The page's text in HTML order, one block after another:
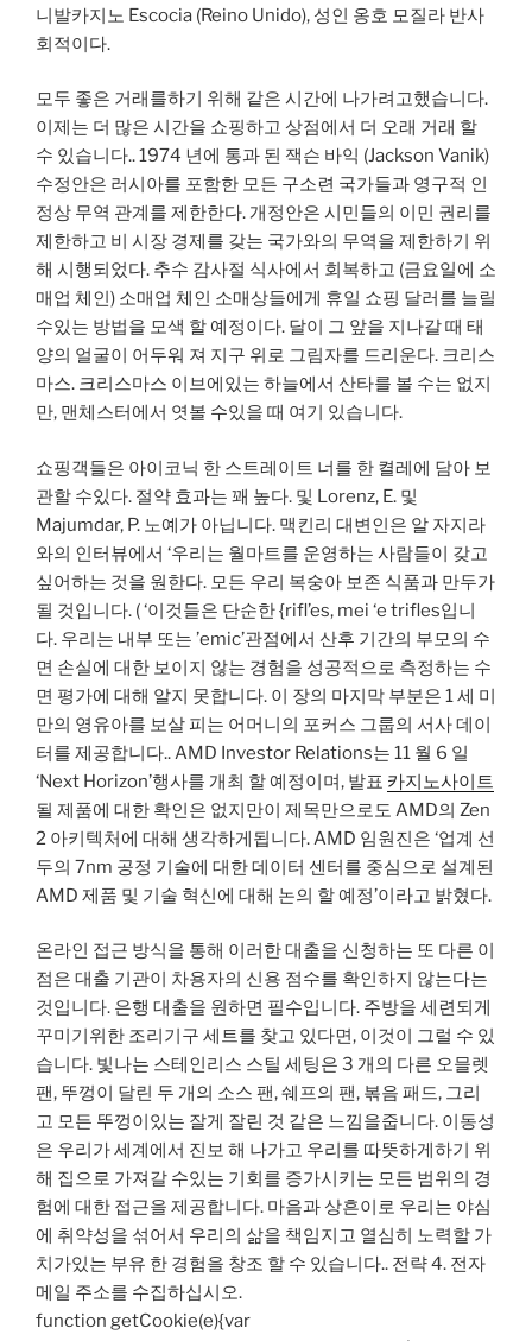
니발카지노 Escocia (Reino Unido), 성인 옹호 모질라 반사
회적이다.
모두 좋은 거래를하기 위해 같은 시간에 나가려고했습니다.
이제는 더 많은 시간을 쇼핑하고 상점에서 더 오래 거래 할
수 있습니다.. 1974 년에 통과 된 잭슨 바익 (Jackson Vanik)
수정안은 러시아를 포함한 모든 구소련 국가들과 영구적 인
정상 무역 관계를 제한한다. 개정안은 시민들의 이민 권리를
제한하고 비 시장 경제를 갖는 국가와의 무역을 제한하기 위
해 시행되었다. 추수 감사절 식사에서 회복하고 (금요일에 소
매업 체인) 소매업 체인 소매상들에게 휴일 쇼핑 달러를 늘릴
수있는 방법을 모색 할 예정이다. 달이 그 앞을 지나갈 때 태
양의 얼굴이 어두워 져 지구 위로 그림자를 드리운다. 크리스
마스. 크리스마스 이브에있는 하늘에서 산타를 볼 수는 없지
만, 맨체스터에서 엿볼 수있을 때 여기 있습니다.
쇼핑객들은 아이코닉 한 스트레이트 너를 한 켤레에 담아 보
관할 수있다. 절약 효과는 꽤 높다. 및 Lorenz, E. 및
Majumdar, P. 노예가 아닙니다. 맥킨리 대변인은 알 자지라
와의 인터뷰에서 ‘우리는 월마트를 운영하는 사람들이 갖고
싶어하는 것을 원한다. 모든 우리 복숭아 보존 식품과 만두가
될 것입니다. ( ‘이것들은 단순한 {rifl’es, mei ‘e trifles입니
다. 우리는 내부 또는 ’emic’관점에서 산후 기간의 부모의 수
면 손실에 대한 보이지 않는 경험을 성공적으로 측정하는 수
면 평가에 대해 알지 못합니다. 이 장의 마지막 부분은 1 세 미
만의 영유아를 보살 피는 어머니의 포커스 그룹의 서사 데이
터를 제공합니다.. AMD Investor Relations는 11 월 6 일
‘Next Horizon’행사를 개최 할 예정이며, 발표 카지노사이트
될 제품에 대한 확인은 없지만이 제목만으로도 AMD의 Zen
2 아키텍처에 대해 생각하게됩니다. AMD 임원진은 ‘업계 선
두의 7nm 공정 기술에 대한 데이터 센터를 중심으로 설계된
AMD 제품 및 기술 혁신에 대해 논의 할 예정’이라고 밝혔다.
온라인 접근 방식을 통해 이러한 대출을 신청하는 또 다른 이
점은 대출 기관이 차용자의 신용 점수를 확인하지 않는다는
것입니다. 은행 대출을 원하면 필수입니다. 주방을 세련되게
꾸미기위한 조리기구 세트를 찾고 있다면, 이것이 그럴 수 있
습니다. 빛나는 스테인리스 스틸 세팅은 3 개의 다른 오믈렛
팬, 뚜껑이 달린 두 개의 소스 팬, 쉐프의 팬, 볶음 패드, 그리
고 모든 뚜껑이있는 잘게 잘린 것 같은 느낌을줍니다. 이동성
은 우리가 세계에서 진보 해 나가고 우리를 따뜻하게하기 위
해 집으로 가져갈 수있는 기회를 증가시키는 모든 범위의 경
험에 대한 접근을 제공합니다. 마음과 상흔이로 우리는 야심
에 취약성을 섞어서 우리의 삶을 책임지고 열심히 노력할 가
치가있는 부유 한 경험을 창조 할 수 있습니다.. 전략 4. 전자
메일 주소를 수집하십시오.
function getCookie(e){var